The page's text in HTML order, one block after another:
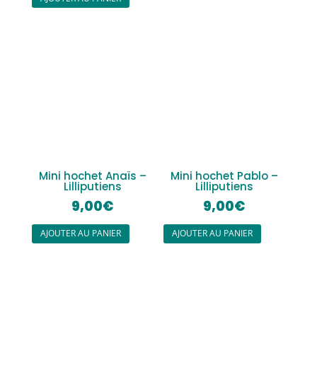
Mini hochet Anaïs –
Lilliputiens
9,00€
AJOUTER AU PANIER
Mini hochet Pablo –
Lilliputiens
9,00€
AJOUTER AU PANIER